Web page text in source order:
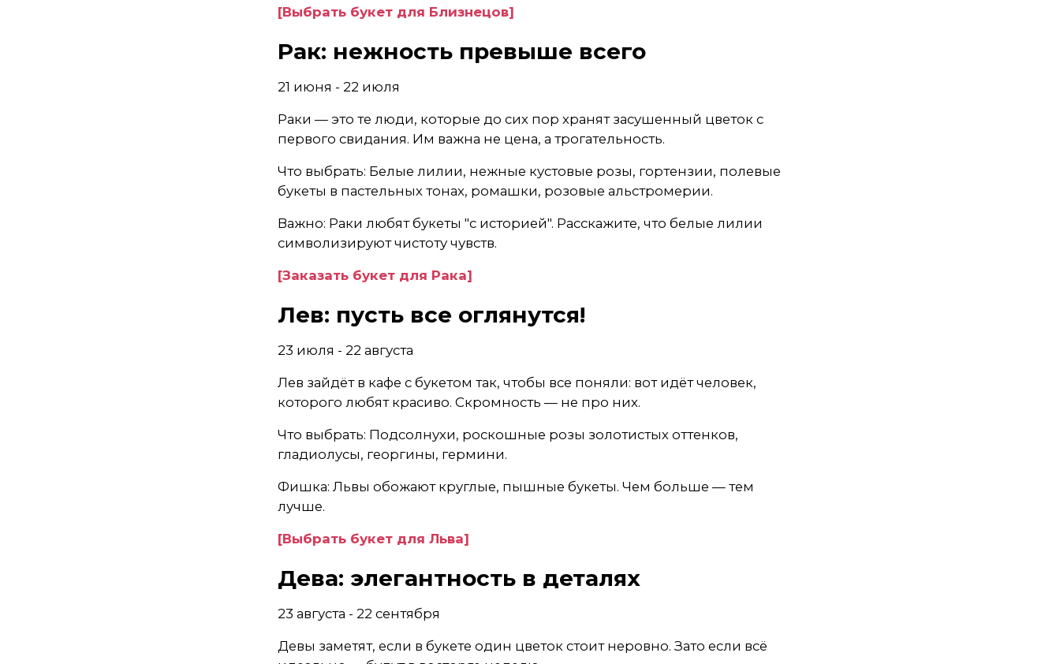
[Выбрать букет для Близнецов]
Рак: нежность превыше всего
21 июня - 22 июля
Раки — это те люди, которые до сих пор хранят засушенный цветок с
первого свидания. Им важна не цена, а трогательность.
Что выбрать: Белые лилии, нежные кустовые розы, гортензии, полевые
букеты в пастельных тонах, ромашки, розовые альстромерии.
Важно: Раки любят букеты "с историей". Расскажите, что белые лилии
символизируют чистоту чувств.
[Заказать букет для Рака]
Лев: пусть все оглянутся!
23 июля - 22 августа
Лев зайдёт в кафе с букетом так, чтобы все поняли: вот идёт человек,
которого любят красиво. Скромность — не про них.
Что выбрать: Подсолнухи, роскошные розы золотистых оттенков,
гладиолусы, георгины, гермини.
Фишка: Львы обожают круглые, пышные букеты. Чем больше — тем
лучше.
[Выбрать букет для Льва]
Дева: элегантность в деталях
23 августа - 22 сентября
Девы заметят, если в букете один цветок стоит неровно. Зато если всё